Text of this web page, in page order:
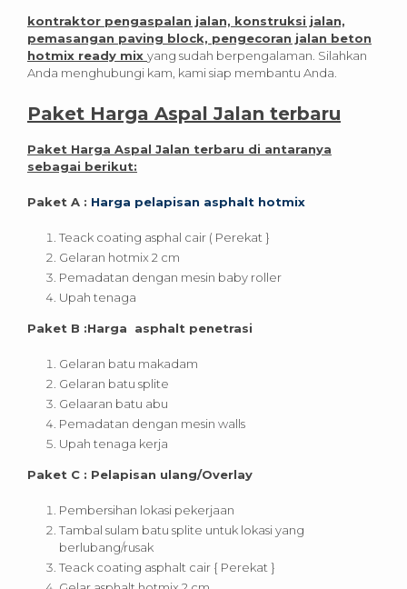
kontraktor pengaspalan jalan, konstruksi jalan,
pemasangan paving block, pengecoran jalan beton
hotmix ready mix yang sudah berpengalaman. Silahkan
Anda menghubungi kam, kami siap membantu Anda.
Paket Harga Aspal Jalan terbaru
Paket Harga Aspal Jalan terbaru di antaranya
sebagai berikut:
Paket A : Harga pelapisan asphalt hotmix
Teack coating asphal cair ( Perekat }
Gelaran hotmix 2 cm
Pemadatan dengan mesin baby roller
Upah tenaga
Paket B :Harga asphalt penetrasi
Gelaran batu makadam
Gelaran batu splite
Gelaaran batu abu
Pemadatan dengan mesin walls
Upah tenaga kerja
Paket C : Pelapisan ulang/Overlay
Pembersihan lokasi pekerjaan
Tambal sulam batu splite untuk lokasi yang
berlubang/rusak
Teack coating asphalt cair { Perekat }